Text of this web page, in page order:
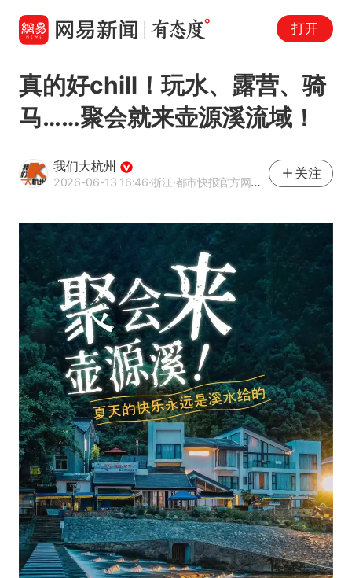
打开
真的好chill！玩水、露营、骑
马……聚会就来壶源溪流域！
我们大杭州
2026-06-13 16:46·浙江·都市快报官方网易号
关注